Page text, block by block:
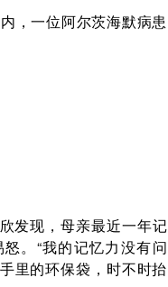
，一位阿尔茨海默病患
发现，母亲最近一年记
。“我的记忆力没有问
里的环保袋，时不时抬